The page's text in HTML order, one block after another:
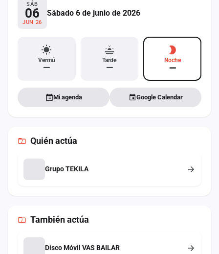
SÁB
06
JUN 26
Sábado 6 de junio de 2026
Vermú
—
Tarde
—
Noche
—
Mi agenda Google Calendar
Quién actúa
Grupo TEKILA
Tambiénactúa
Disco Móvil VAS BAILAR
Contacto